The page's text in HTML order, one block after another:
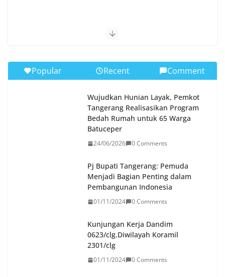
Popular Recent Comment
Wujudkan Hunian Layak, Pemkot
Tangerang Realisasikan Program
Bedah Rumah untuk 65 Warga
Batuceper
24/06/2026 0 Comments
Pj Bupati Tangerang: Pemuda
Menjadi Bagian Penting dalam
Pembangunan Indonesia
01/11/2024 0 Comments
Kunjungan Kerja Dandim
0623/clg.Diwilayah Koramil
2301/clg
01/11/2024 0 Comments